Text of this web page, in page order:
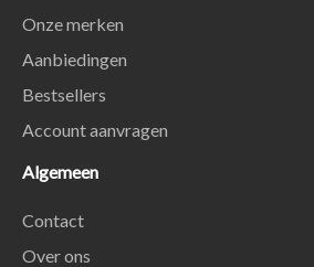
Onze merken
Aanbiedingen
Bestsellers
Account aanvragen
Algemeen
Contact
Over ons